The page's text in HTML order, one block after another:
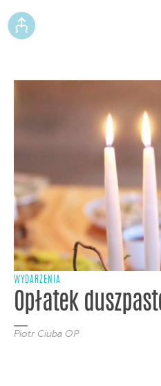
WYDARZENIA
Opłatek
Piotr Ciuba OP